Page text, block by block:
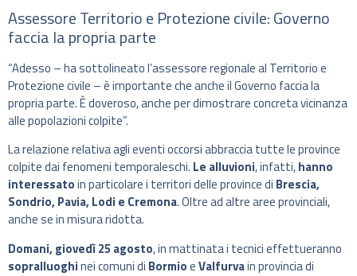
Assessore Territorio e Protezione civile: Governo
faccia la propria parte
“Adesso – ha sottolineato l’assessore regionale al Territorio e
Protezione civile – è importante che anche il Governo faccia la
propria parte. È doveroso, anche per dimostrare concreta vicinanza
alle popolazioni colpite”.
La relazione relativa agli eventi occorsi abbraccia tutte le province
colpite dai fenomeni temporaleschi. Le alluvioni, infatti,hanno
interessatoin particolare i territori delle province di Brescia,
Sondrio, Pavia, Lodi e Cremona. Oltre ad altre aree provinciali,
anche se in misura ridotta.
Domani, giovedì 25 agosto, in mattinata i tecnici effettueranno
sopralluoghinei comuni di BormioeValfurvain provincia di